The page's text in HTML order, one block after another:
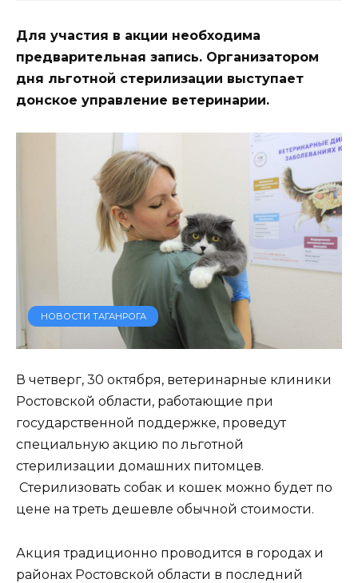
Для участия в акции необходима
предварительная запись. Организатором
дня льготной стерилизации выступает
донское управление ветеринарии.
НОВОСТИ ТАГАНРОГА
В четверг, 30 октября, ветеринарные клиники
Ростовской области, работающие при
государственной поддержке, проведут
специальную акцию по льготной
стерилизации домашних питомцев.
Стерилизовать собак и кошек можно будет по
цене на треть дешевле обычной стоимости.
Акция традиционно проводится в городах и
районах Ростовской области в последний